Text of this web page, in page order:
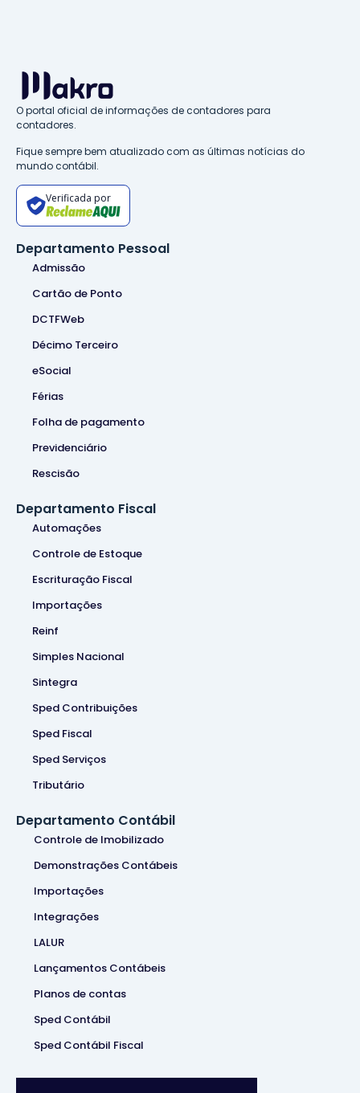
O portal oficial de informações de contadores para
contadores.
Fique sempre bem atualizado com as últimas notícias do
mundo contábil.
Verificada por
Departamento Pessoal
Admissão
Cartão de Ponto
DCTFWeb
Décimo Terceiro
eSocial
Férias
Folha de pagamento
Previdenciário
Rescisão
Departamento Fiscal
Automações
Controle de Estoque
Escrituração Fiscal
Importações
Reinf
Simples Nacional
Sintegra
Sped Contribuições
Sped Fiscal
Sped Serviços
Tributário
Departamento Contábil
Controle de Imobilizado
Demonstrações Contábeis
Importações
Integrações
LALUR
Lançamentos Contábeis
Planos de contas
Sped Contábil
Sped Contábil Fiscal